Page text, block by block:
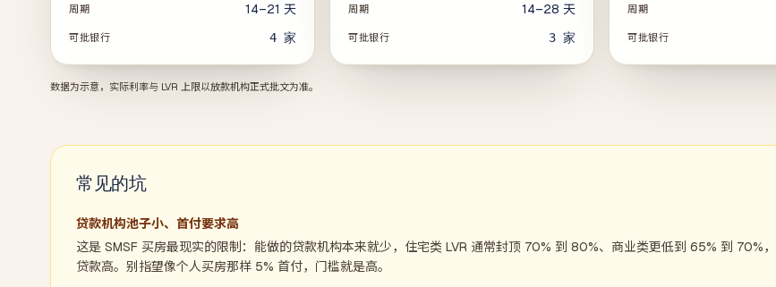
周期 14–21 天
可批银行 4 家
周期 14–28 天
可批银行 3 家
周期
可批银行
数据为示意，实际利率与 LVR 上限以放款机构正式批文为准。
常见的坑
贷款机构池子小、首付要求高
这是 SMSF 买房最现实的限制：能做的贷款机构本来就少，住宅类 LVR 通常封顶 70% 到 80%、商业类更低到 65% 到 70%
贷款高。别指望像个人买房那样 5% 首付，门槛就是高。